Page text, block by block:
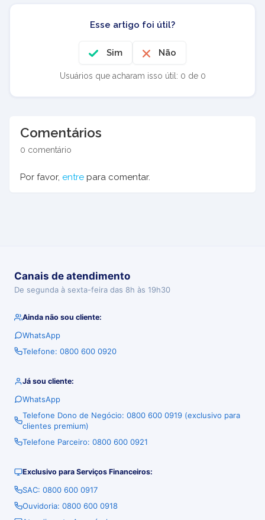
Esse artigo foi útil?
Sim Não
Usuários que acharam isso útil: 0 de 0
Comentários
0 comentário
Por favor, entre para comentar.
Canais de atendimento
De segunda à sexta-feira das 8h às 19h30
Ainda não sou cliente:
WhatsApp
Telefone: 0800 600 0920
Já sou cliente:
WhatsApp
Telefone Dono de Negócio: 0800 600 0919 (exclusivo para
clientes premium)
Telefone Parceiro: 0800 600 0921
Exclusivo para Serviços Financeiros:
SAC: 0800 600 0917
Ouvidoria: 0800 600 0918